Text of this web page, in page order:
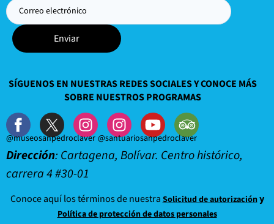
Enviar
SÍGUENOS EN NUESTRAS REDES SOCIALES Y CONOCE MÁS
SOBRE NUESTROS PROGRAMAS
@museosanpedroclaver @santuariosanpedroclaver
Dirección: Cartagena, Bolívar. Centro histórico,
carrera 4 #30-01
Conoce aquí los términos de nuestra Solicitud de autorizacióny
Política de protección de datos personales